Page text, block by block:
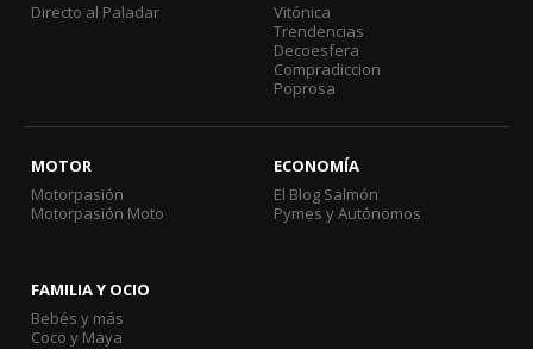
Directo al Paladar
Vitónica
Trendencias
Decoesfera
Compradiccion
Poprosa
MOTOR
Motorpasión
Motorpasión Moto
ECONOMÍA
El Blog Salmón
Pymes y Autónomos
FAMILIA Y OCIO
Bebés y más
Coco y Maya